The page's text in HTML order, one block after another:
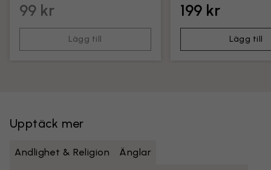
99 kr
Lägg till
199 kr
Lägg till
Upptäck mer
Andlighet & Religion Änglar